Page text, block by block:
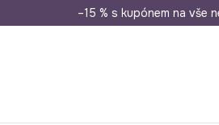
Doprava zdarma při nákupu nad 1 200
–15 % s kupónem na vše